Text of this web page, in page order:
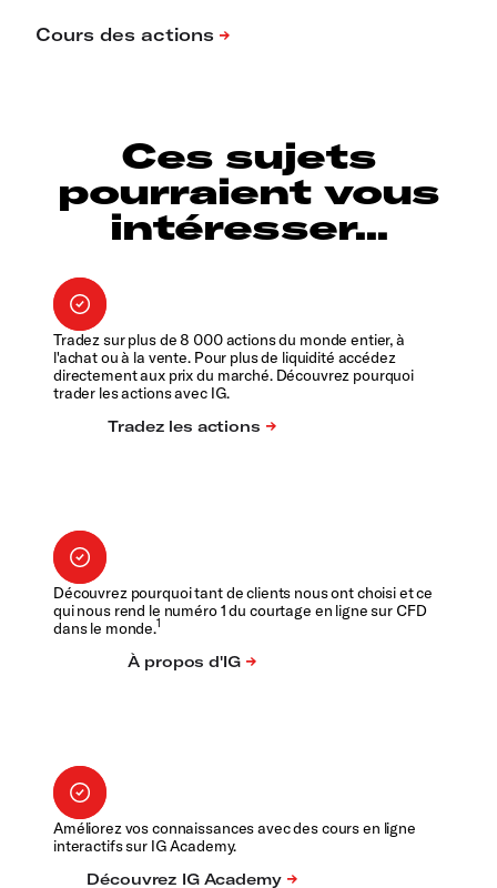
Ces sujets
pourraient vous
intéresser...
Tradez sur plus de 8 000 actions du monde entier, à
l'achat ou à la vente. Pour plus de liquidité accédez
directement aux prix du marché. Découvrez pourquoi
trader les actions avec IG.
Découvrez pourquoi tant de clients nous ont choisi et ce
qui nous rend le numéro 1 du courtage en ligne sur CFD
dans le monde.1
Améliorez vos connaissances avec des cours en ligne
interactifs sur IG Academy.